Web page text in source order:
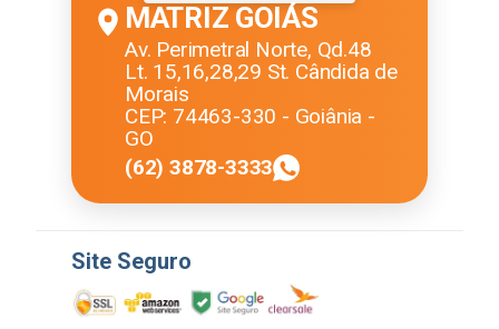
MATRIZ GOIÁS
Av. Perimetral Norte, Qd.48
Lt. 15,16,28,29 St. Cândida de
Morais
CEP: 74463-330 - Goiânia -
GO
(62) 3878-3333
Site Seguro